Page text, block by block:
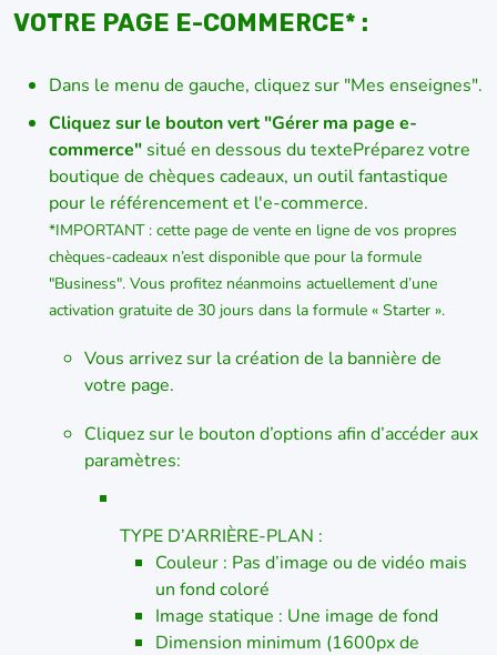
VOTRE PAGE E-COMMERCE* :
Dans le menu de gauche, cliquez sur "Mes enseignes".
Cliquez sur le bouton vert "Gérer ma page e-
commerce" situé en dessous du textePréparez votre
boutique de chèques cadeaux, un outil fantastique
pour le référencement et l'e-commerce.
*IMPORTANT : cette page de vente en ligne de vos propres
chèques-cadeaux n’est disponible que pour la formule
"Business". Vous profitez néanmoins actuellement d’une
activation gratuite de 30 jours dans la formule « Starter ».
Vous arrivez sur la création de la bannière de
votre page.
Cliquez sur le bouton d’options afin d’accéder aux
paramètres:
TYPE D’ARRIÈRE-PLAN :
Couleur : Pas d’image ou de vidéo mais
un fond coloré
Image statique : Une image de fond
Dimension minimum (1600px de